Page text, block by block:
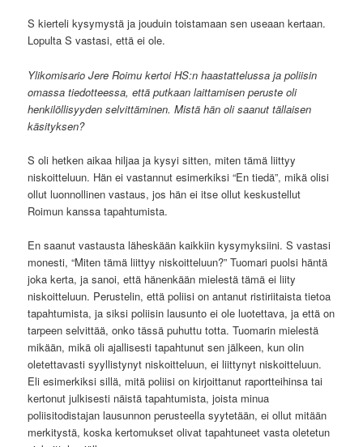
S kierteli kysymystä ja jouduin toistamaan sen useaan kertaan.
Lopulta S vastasi, että ei ole.
Ylikomisario Jere Roimu kertoi HS:n haastattelussa ja poliisin
omassa tiedotteessa, että putkaan laittamisen peruste oli
henkilöllisyyden selvittäminen. Mistä hän oli saanut tällaisen
käsityksen?
S oli hetken aikaa hiljaa ja kysyi sitten, miten tämä liittyy
niskoitteluun. Hän ei vastannut esimerkiksi “En tiedä”, mikä olisi
ollut luonnollinen vastaus, jos hän ei itse ollut keskustellut
Roimun kanssa tapahtumista.
En saanut vastausta läheskään kaikkiin kysymyksiini. S vastasi
monesti, “Miten tämä liittyy niskoitteluun?” Tuomari puolsi häntä
joka kerta, ja sanoi, että hänenkään mielestä tämä ei liity
niskoitteluun. Perustelin, että poliisi on antanut ristiriitaista tietoa
tapahtumista, ja siksi poliisin lausunto ei ole luotettava, ja että on
tarpeen selvittää, onko tässä puhuttu totta. Tuomarin mielestä
mikään, mikä oli ajallisesti tapahtunut sen jälkeen, kun olin
oletettavasti syyllistynyt niskoitteluun, ei liittynyt niskoitteluun.
Eli esimerkiksi sillä, mitä poliisi on kirjoittanut raportteihinsa tai
kertonut julkisesti näistä tapahtumista, joista minua
poliisitodistajan lausunnon perusteella syytetään, ei ollut mitään
merkitystä, koska kertomukset olivat tapahtuneet vasta oletetun